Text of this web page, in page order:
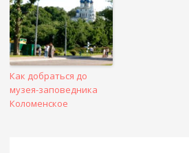
Как добраться до
музея-заповедника
Коломенское